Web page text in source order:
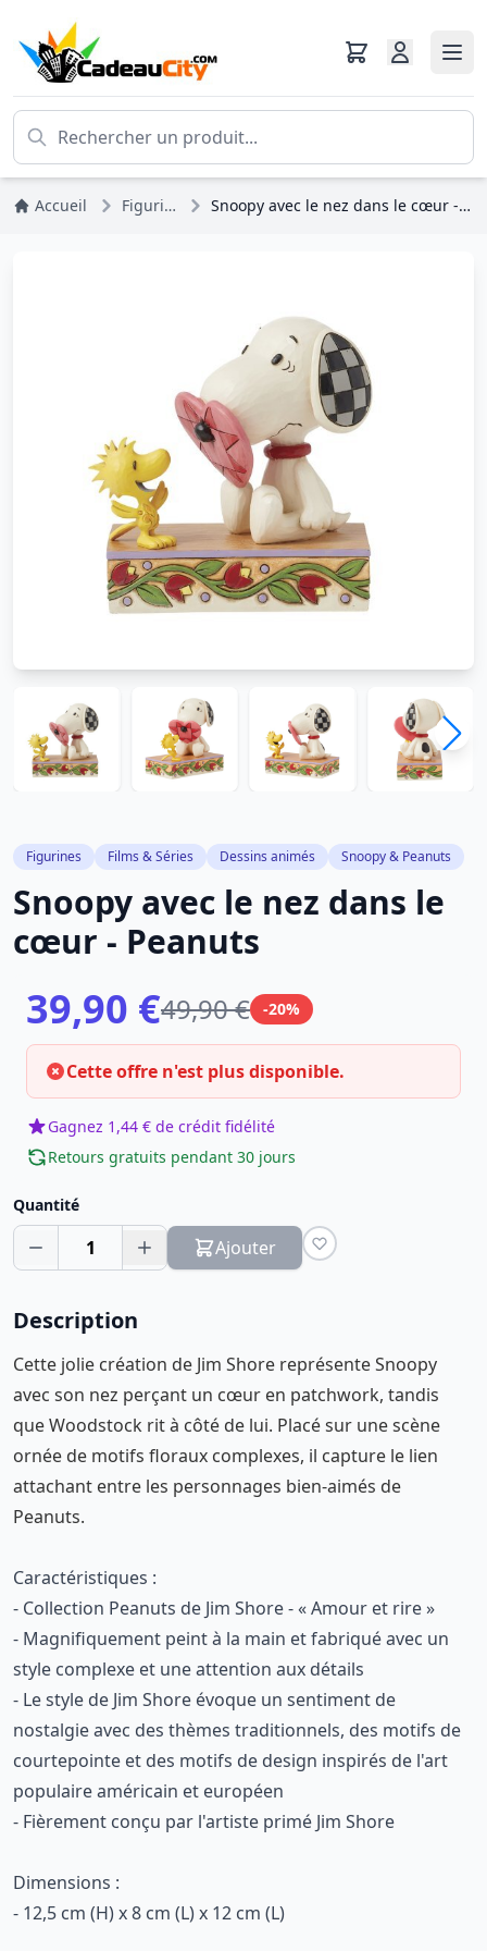
Accueil Figurines Snoopy avec le nez dans le cœur - Peanuts
Figurines Films & Séries Dessins animés Snoopy & Peanuts
Snoopy avec le nez dans le
cœur - Peanuts
39,90 €49,90 € -20%
Cette offre n'est plus disponible.
Gagnez 1,44 € de crédit fidélité
Retours gratuits pendant 30 jours
Quantité
1 Ajouter
Description
Cette jolie création de Jim Shore représente Snoopy
avec son nez perçant un cœur en patchwork, tandis
que Woodstock rit à côté de lui. Placé sur une scène
ornée de motifs floraux complexes, il capture le lien
attachant entre les personnages bien-aimés de
Peanuts.
Caractéristiques :
- Collection Peanuts de Jim Shore - « Amour et rire »
- Magnifiquement peint à la main et fabriqué avec un
style complexe et une attention aux détails
- Le style de Jim Shore évoque un sentiment de
nostalgie avec des thèmes traditionnels, des motifs de
courtepointe et des motifs de design inspirés de l'art
populaire américain et européen
- Fièrement conçu par l'artiste primé Jim Shore
Dimensions :
- 12,5 cm (H) x 8 cm (L) x 12 cm (L)